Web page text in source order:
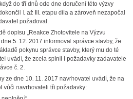
do tří dnů ode dne doručení této výzvy
I. až III. etapu díla a zároveň nezapočal
požadoval.
dopisu „Reakce Zhotovitele na Výzvu
5. 12. 2017 informoval správce stavby, že
pokynu správce stavby, který mu do té
uvádí, že zcela splnil i požadavky zadavatele
č. 2.
ze dne 10. 11. 2017 navrhovatel uvádí, že na
vůči navrhovateli tři požadavky: